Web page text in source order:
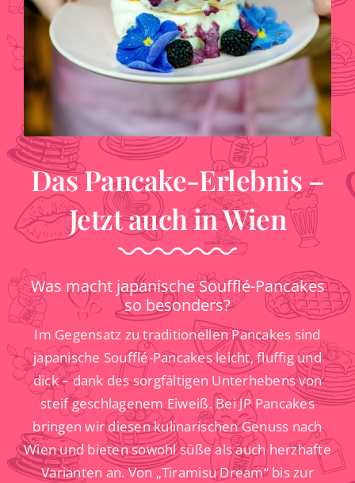
Das Pancake-Erlebnis –
Jetzt auch in Wien
Was macht japanische Soufflé-Pancakes
so besonders?
Im Gegensatz zu traditionellen Pancakes sind
japanische Soufflé-Pancakes leicht, fluffig und
dick – dank des sorgfältigen Unterhebens von
steif geschlagenem Eiweiß. Bei JP Pancakes
bringen wir diesen kulinarischen Genuss nach
Wien und bieten sowohl süße als auch herzhafte
Varianten an. Von „Tiramisu Dream“ bis zur